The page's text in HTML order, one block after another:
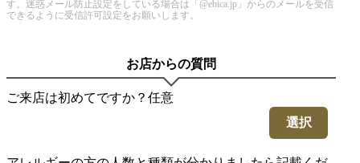
す。迷惑メール防止設定をしている場合は「@ebica.jp」からのメールを受信
できるように受信許可設定をお願いします。
お店からの質問
ご来店は初めてですか？ 任意
選択